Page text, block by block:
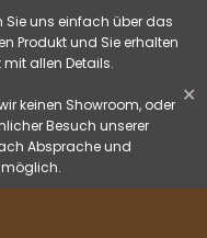
Sie uns einfach über das
Produkt und Sie erhalten
allen Details.
keinen Showroom, oder
Besuch unserer
Absprache und
✕